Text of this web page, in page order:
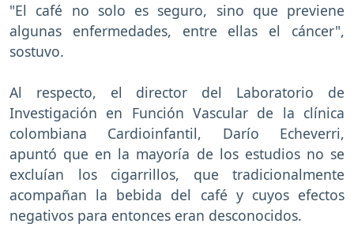
"El café no solo es seguro, sino que previene
algunas enfermedades, entre ellas el cáncer",
sostuvo.
Al respecto, el director del Laboratorio de
Investigación en Función Vascular de la clínica
colombiana Cardioinfantil, Darío Echeverri,
apuntó que en la mayoría de los estudios no se
excluían los cigarrillos, que tradicionalmente
acompañan la bebida del café y cuyos efectos
negativos para entonces eran desconocidos.